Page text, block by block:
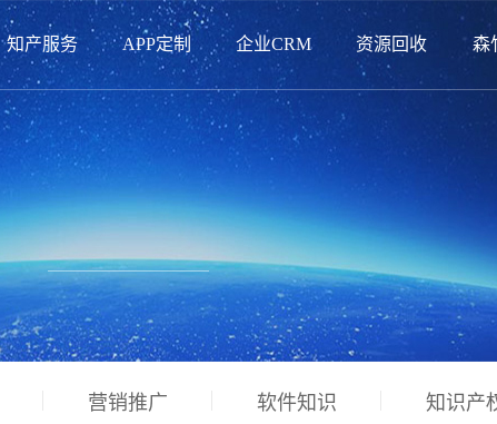
知产服务 APP定制 企业CRM 资源回收 森
营销推广 软件知识 知识产